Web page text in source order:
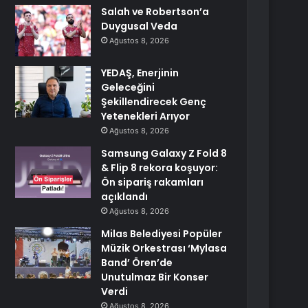
Salah ve Robertson’a
Duygusal Veda
Ağustos 8, 2026
YEDAŞ, Enerjinin
Geleceğini
Şekillendirecek Genç
Yetenekleri Arıyor
Ağustos 8, 2026
Samsung Galaxy Z Fold 8
& Flip 8 rekora koşuyor:
Ön sipariş rakamları
açıklandı
Ağustos 8, 2026
Milas Belediyesi Popüler
Müzik Orkestrası ‘Mylasa
Band’ Ören’de
Unutulmaz Bir Konser
Verdi
Ağustos 8, 2026